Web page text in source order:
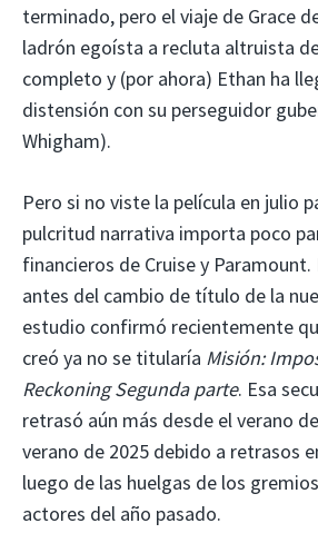
terminado, pero el viaje de Grace
ladrón egoísta a recluta altruista
completo y (por ahora) Ethan ha
distensión con su perseguidor
Whigham).
Pero si no viste la película en julio
pulcritud narrativa importa poco
financieros de Cruise y Paramount.
antes del cambio de título de la
estudio confirmó recientemente
creó ya no se titularía Misión:
Reckoning Segunda parte. Esa
retrasó aún más desde el verano
verano de 2025 debido a retrasos
luego de las huelgas de los
actores del año pasado.